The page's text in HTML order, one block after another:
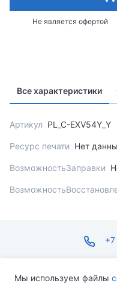
Не является офертой
Все характеристики
Артикул PL_C-EXV54Y_Y
Ресурс печати Нет
ВозможностьЗаправки
Мы используем файлы